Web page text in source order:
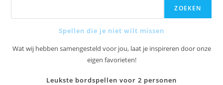
ZOEKEN
Spellen die je niet wilt missen
Wat wij hebben samengesteld voor jou, laat je inspireren door onze
eigen favorieten!
Leukste bordspellen voor 2 personen